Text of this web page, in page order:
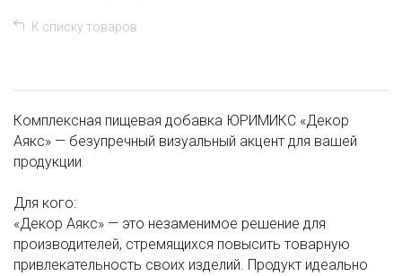
К списку товаров
Комплексная пищевая добавка ЮРИМИКС «Декор
Аякс» — безупречный визуальный акцент для вашей
продукции
Для кого:
«Декор Аякс» — это незаменимое решение для
производителей, стремящихся повысить товарную
привлекательность своих изделий. Продукт идеально